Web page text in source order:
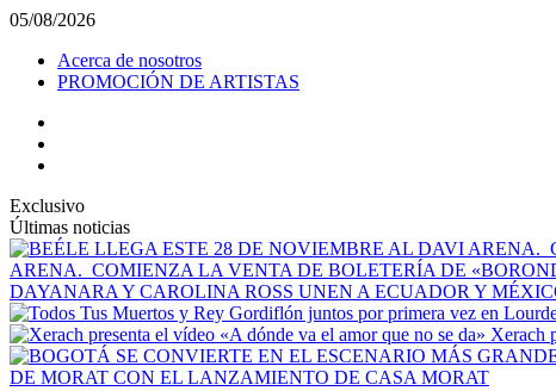
Saltar
contenido
05/08/2026
Acerca de nosotros
PROMOCIÓN DE ARTISTAS
Exclusivo
Últimas noticias
ARENA. COMIENZA LA VENTA DE BOLETERÍA DE
DAYANARA Y CAROLINA ROSS UNEN A ECUADOR Y
Xerach
DE MORAT CON EL LANZAMIENTO DE CASA MORAT